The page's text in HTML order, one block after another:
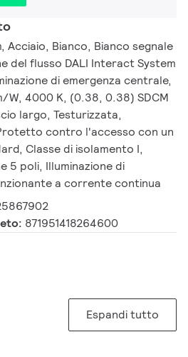
Acciaio, Bianco, Bianco segnale
del flusso DALI Interact System
di emergenza centrale,
W, 4000 K, (0.38, 0.38) SDCM
largo, Testurizzata,
contro l'accesso con un
Classe di isolamento I,
5 poli, Illuminazione di
a corrente continua
871951418264600
Espandi tutto